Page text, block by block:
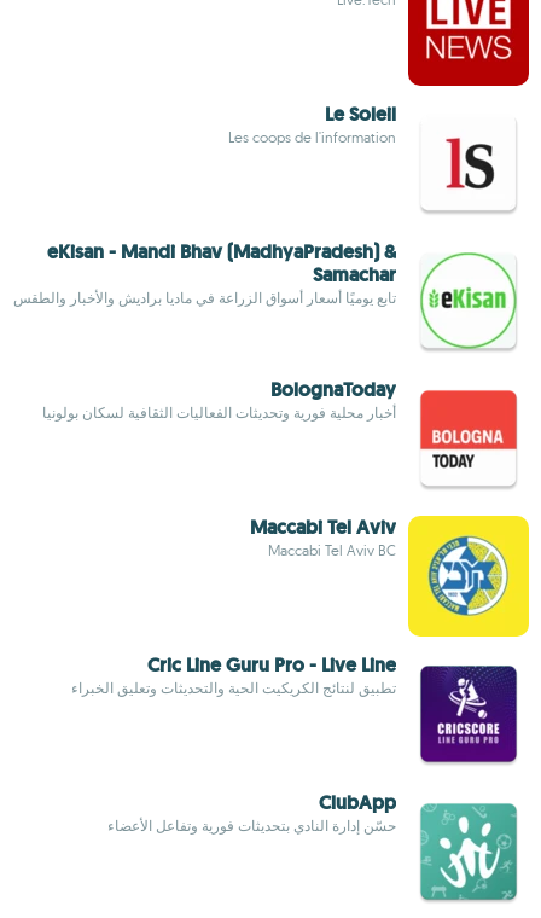
Le Soleil
Les coops de l'information
eKisan - Mandi Bhav (MadhyaPradesh) &
Samachar
تابع يوميًا أسعار أسواق الزراعة في ماديا براديش والأخبار والطقس
BolognaToday
أخبار محلية فورية وتحديثات الفعاليات الثقافية لسكان بولونيا
Maccabi Tel Aviv
Maccabi Tel Aviv BC
Cric Line Guru Pro - Live Line
تطبيق لنتائج الكريكيت الحية والتحديثات وتعليق الخبراء
ClubApp
حسّن إدارة النادي بتحديثات فورية وتفاعل الأعضاء